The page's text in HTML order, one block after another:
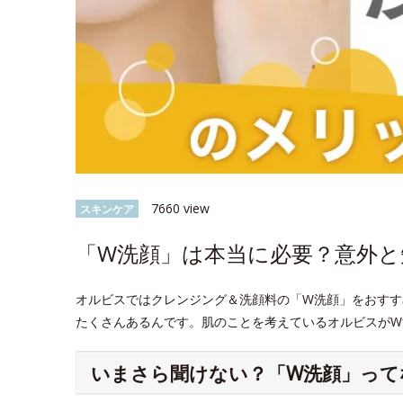
スキンケア 7660 view
「W洗顔」は本当に必要？意外
オルビスではクレンジング＆洗顔料の「W洗顔」をおす
たくさんあるんです。肌のことを考えているオルビスが
いまさら聞けない？「W洗顔」っ